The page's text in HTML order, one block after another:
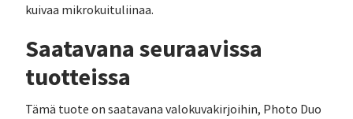
kuivaa mikrokuituliinaa.
Saatavana seuraavissa
tuotteissa
Tämä tuote on saatavana valokuvakirjoihin, Photo Duo